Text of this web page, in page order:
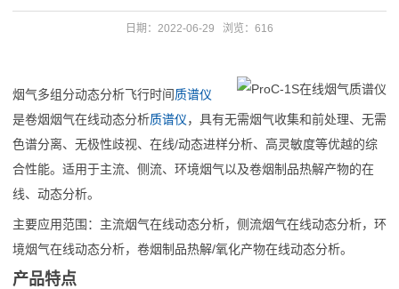
日期：2022-06-29 浏览：616
烟气多组分动态分析飞行时间质谱仪
是卷烟烟气在线动态分析质谱仪，具有无需烟气收集和前处理、无需
色谱分离、无极性歧视、在线/动态进样分析、高灵敏度等优越的综
合性能。适用于主流、侧流、环境烟气以及卷烟制品热解产物的在
线、动态分析。
主要应用范围：主流烟气在线动态分析，侧流烟气在线动态分析，环
境烟气在线动态分析，卷烟制品热解/氧化产物在线动态分析。
产品特点